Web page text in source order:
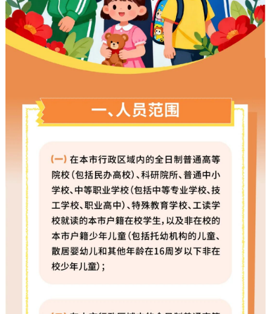
参与调查 在线访谈 图说互动
走进北京
绿色北京 图说北京
多语种
ENGLISH 한국어 日本語
DEUTSCH FRANÇAIS РУССКИЙ ЯЗЫК
ESPAÑOL العربية PORTUGUÊS
ITALIANO